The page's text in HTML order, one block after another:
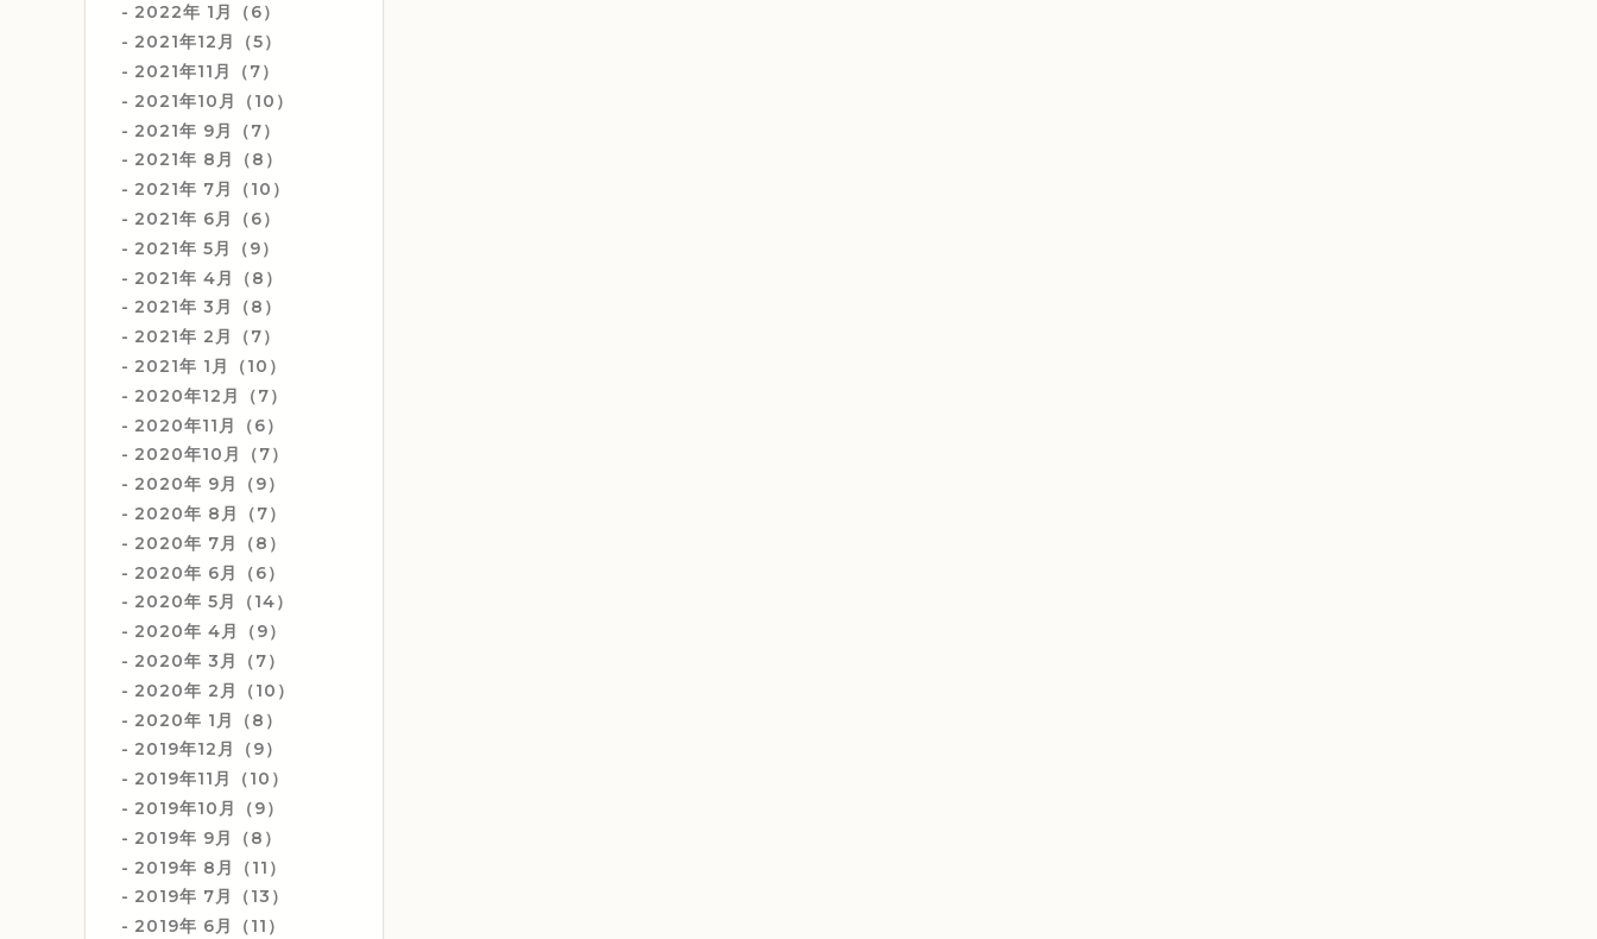
2022年 1月（6）
2021年12月（5）
2021年11月（7）
2021年10月（10）
2021年 9月（7）
2021年 8月（8）
2021年 7月（10）
2021年 6月（6）
2021年 5月（9）
2021年 4月（8）
2021年 3月（8）
2021年 2月（7）
2021年 1月（10）
2020年12月（7）
2020年11月（6）
2020年10月（7）
2020年 9月（9）
2020年 8月（7）
2020年 7月（8）
2020年 6月（6）
2020年 5月（14）
2020年 4月（9）
2020年 3月（7）
2020年 2月（10）
2020年 1月（8）
2019年12月（9）
2019年11月（10）
2019年10月（9）
2019年 9月（8）
2019年 8月（11）
2019年 7月（13）
2019年 6月（11）